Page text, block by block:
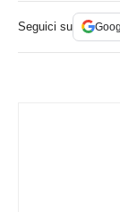
Seguici su